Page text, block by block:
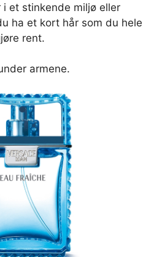
et stinkende miljø eller
ha et kort hår som du hele
rent.
armene.